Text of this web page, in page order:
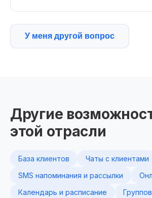
У меня другой вопрос
Другие
этой отрасли
База клиентов
Чаты с клиентами
SMS напоминания и рассылки
Календарь и расписание